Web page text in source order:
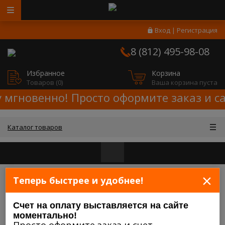
Вход | Регистрация
8 (812) 495-98-08
Избранное
Товаров (0)
Корзина
Ваша корзина пуста
Просто оформите заказ и
Теперь быстрее и удобнее! ×
Счет на оплату выставляется на сайте
моментально!
Каталог товаров
Мой кабинет
Каталог товаров